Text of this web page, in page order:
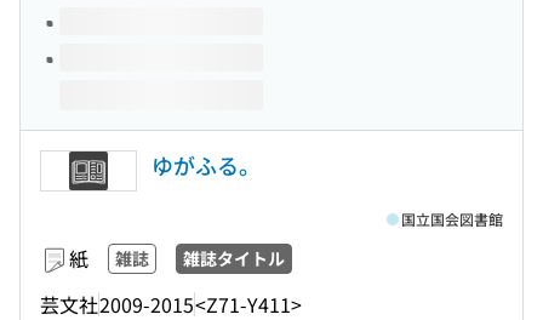
ゆがふる。
紙 雑誌 雑誌タイトル
芸文社2009-2015<Z71-Y411>
国立国会図書館